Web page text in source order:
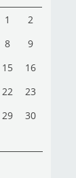
1
2
8
9
15
16
22
23
29
30